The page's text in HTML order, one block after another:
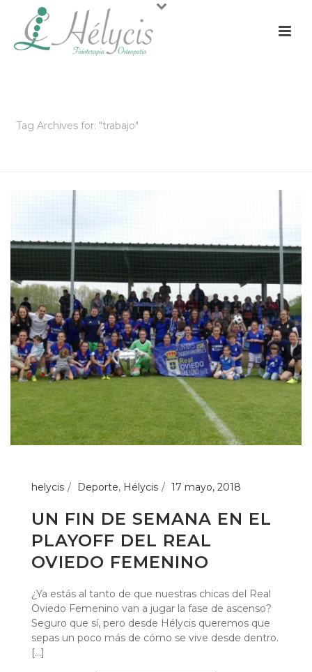
Tag Archives for: "trabajo"
helycis Deporte, Hélycis 17 mayo, 2018
UN FIN DE SEMANA EN EL
PLAYOFF DEL REAL
OVIEDO FEMENINO
¿Ya estás al tanto de que nuestras chicas del Real
Oviedo Femenino van a jugar la fase de ascenso?
Seguro que sí, pero desde Hélycis queremos que
sepas un poco más de cómo se vive desde dentro.
[...]